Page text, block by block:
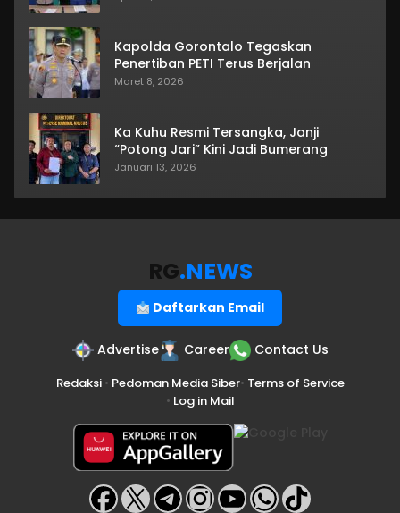
Kapolda Gorontalo Tegaskan
Penertiban PETI Terus Berjalan
Maret 8, 2026
Ka Kuhu Resmi Tersangka, Janji
“Potong Jari” Kini Jadi Bumerang
Januari 13, 2026
RG.NEWS
Daftarkan Email
Advertise Career Contact Us
Redaksi• Pedoman Media Siber• Terms of Service
• Log in Mail